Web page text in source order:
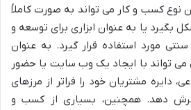
نوع کسب و کار می تواند به صورت کاملاً
بگیرد یا به عنوان ابزاری برای توسعه و
مورد استفاده قرار گیرد. به عنوان
می تواند با ایجاد یک وب سایت یا حضور
دایره مشتریان خود را فراتر از مرزهای
دهد. همچنین، بسیاری از کسب و